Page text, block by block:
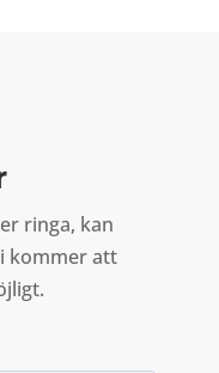
ringa, kan
kommer att